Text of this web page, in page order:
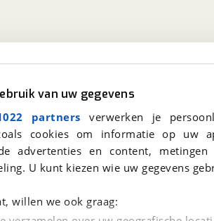
van uw gegevens
partners verwerken je
cookies om informatie op
advertenties en content,
U kunt kiezen wie uw gegevens
willen we ook graag:
van
Disclaimer- en Privacyverklaring